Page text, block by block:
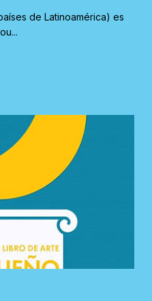
de Latinoamérica) es